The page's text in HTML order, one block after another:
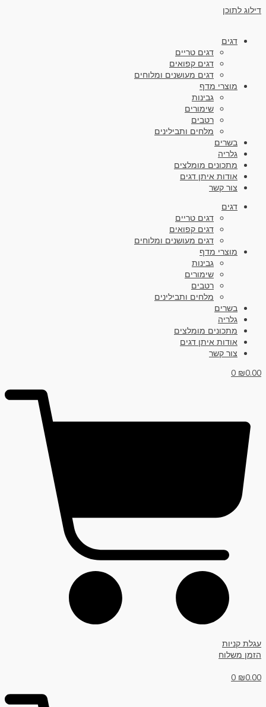
דילוג לתוכן
דגים
דגים טריים
דגים קפואים
דגים מעושנים ומלוחים
מוצרי מדף
גבינות
שימורים
רטבים
מלחים ותבילינים
בשרים
גלריה
מתכונים מומלצים
אודות איתן דגים
צור קשר
דגים
דגים טריים
דגים קפואים
דגים מעושנים ומלוחים
מוצרי מדף
גבינות
שימורים
רטבים
מלחים ותבילינים
בשרים
גלריה
מתכונים מומלצים
אודות איתן דגים
צור קשר
₪0.00
0
עגלת קניות
הזמן משלוח
₪0.00
0